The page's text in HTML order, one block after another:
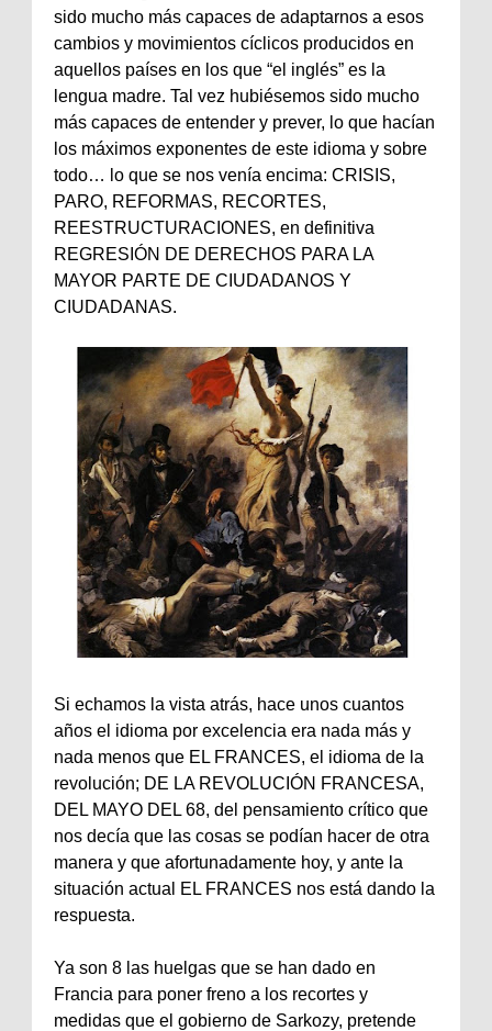
sido mucho más capaces de adaptarnos a esos
cambios y movimientos cíclicos producidos en
aquellos países en los que “el inglés” es la
lengua madre. Tal vez hubiésemos sido mucho
más capaces de entender y prever, lo que hacían
los máximos exponentes de este idioma y sobre
todo… lo que se nos venía encima: CRISIS,
PARO, REFORMAS, RECORTES,
REESTRUCTURACIONES, en definitiva
REGRESIÓN DE DERECHOS PARA LA
MAYOR PARTE DE CIUDADANOS Y
CIUDADANAS.
Si echamos la vista atrás, hace unos cuantos
años el idioma por excelencia era nada más y
nada menos que EL FRANCES, el idioma de la
revolución; DE LA REVOLUCIÓN FRANCESA,
DEL MAYO DEL 68, del pensamiento crítico que
nos decía que las cosas se podían hacer de otra
manera y que afortunadamente hoy, y ante la
situación actual EL FRANCES nos está dando la
respuesta.
Ya son 8 las huelgas que se han dado en
Francia para poner freno a los recortes y
medidas que el gobierno de Sarkozy, pretende